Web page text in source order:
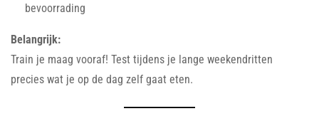
bevoorrading
Belangrijk:
Train je maag vooraf! Test tijdens je lange weekendritten
precies wat je op de dag zelf gaat eten.